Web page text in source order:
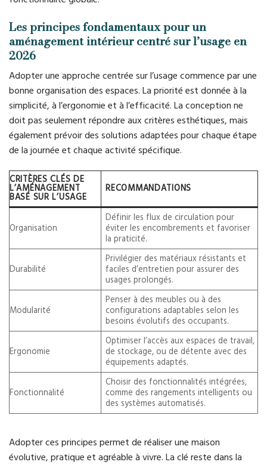
Les principes fondamentaux pour un
aménagement intérieur centré sur l’usage en
2026
Adopter une approche centrée sur l’usage commence par une
bonne organisation des espaces. La priorité est donnée à la
simplicité, à l’ergonomie et à l’efficacité. La conception ne
doit pas seulement répondre aux critères esthétiques, mais
également prévoir des solutions adaptées pour chaque étape
de la journée et chaque activité spécifique.
CRITÈRES CLÉS DE
L’AMÉNAGEMENT
BASÉ SUR L’USAGE
RECOMMANDATIONS
Organisation
Définir les flux de circulation pour
éviter les encombrements et favoriser
la praticité.
Durabilité
Privilégier des matériaux résistants et
faciles d’entretien pour assurer des
usages prolongés.
Modularité
Penser à des meubles ou à des
configurations adaptables selon les
besoins évolutifs des occupants.
Ergonomie
Optimiser l’accès aux espaces de travail,
de stockage, ou de détente avec des
équipements adaptés.
Fonctionnalité
Choisir des fonctionnalités intégrées,
comme des rangements intelligents ou
des systèmes automatisés.
Adopter ces principes permet de réaliser une maison
évolutive, pratique et agréable à vivre. La clé reste dans la